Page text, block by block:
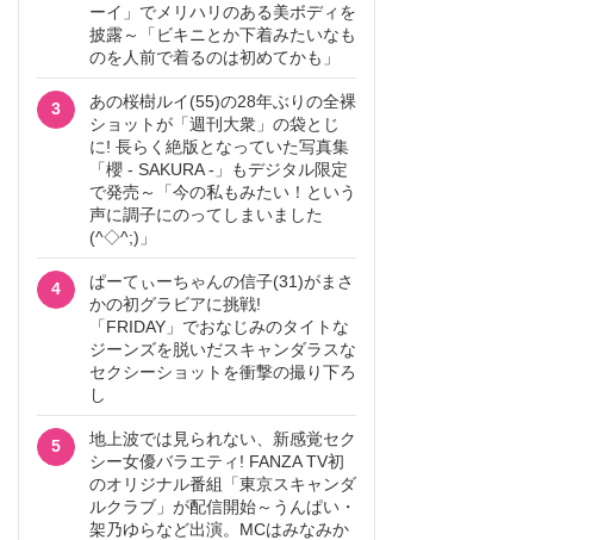
ーイ」でメリハリのある美ボディを
披露～「ビキニとか下着みたいなも
のを人前で着るのは初めてかも」
3
あの桜樹ルイ(55)の28年ぶりの全裸
ショットが「週刊大衆」の袋とじ
に! 長らく絶版となっていた写真集
「櫻 - SAKURA -」もデジタル限定
で発売～「今の私もみたい！という
声に調子にのってしまいました
(^◇^;)」
4
ぱーてぃーちゃんの信子(31)がまさ
かの初グラビアに挑戦!
「FRIDAY」でおなじみのタイトな
ジーンズを脱いだスキャンダラスな
セクシーショットを衝撃の撮り下ろ
し
5
地上波では見られない、新感覚セク
シー女優バラエティ! FANZA TV初
のオリジナル番組「東京スキャンダ
ルクラブ」が配信開始～うんぱい・
架乃ゆらなど出演。MCはみなみか